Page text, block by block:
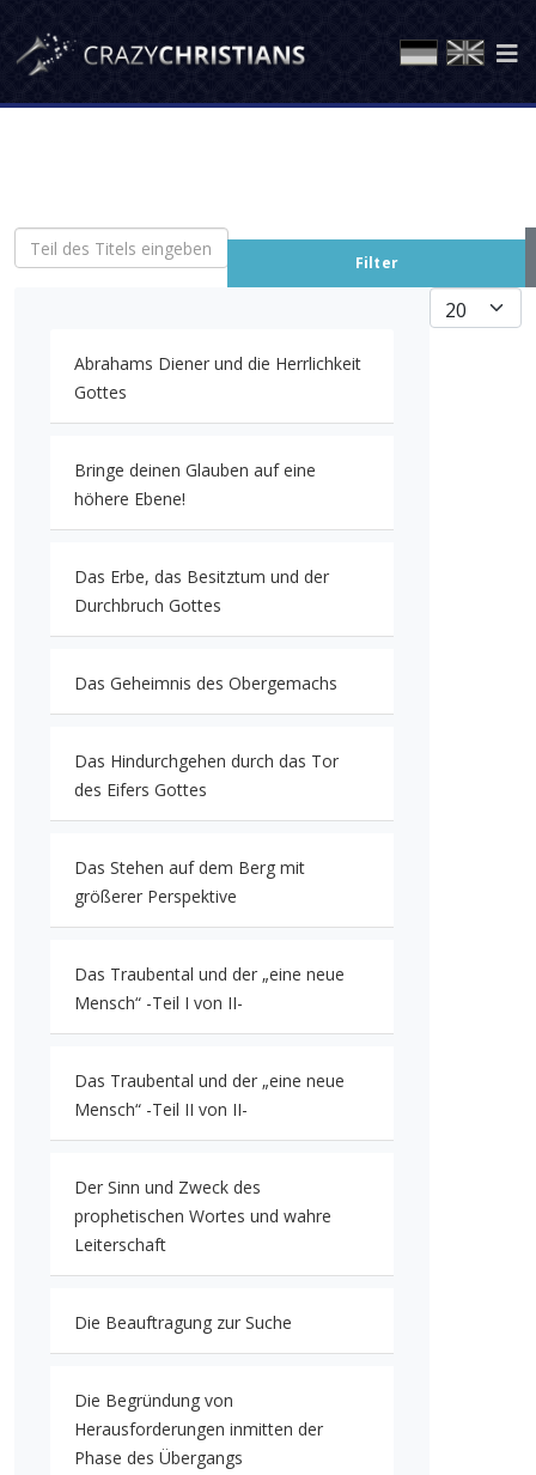
Teil des Titels eingeben
Filter
Anzeige #
Abrahams Diener und die Herrlichkeit
Gottes
Bringe deinen Glauben auf eine
höhere Ebene!
Das Erbe, das Besitztum und der
Durchbruch Gottes
Das Geheimnis des Obergemachs
Das Hindurchgehen durch das Tor
des Eifers Gottes
Das Stehen auf dem Berg mit
größerer Perspektive
Das Traubental und der „eine neue
Mensch“ -Teil I von II-
Das Traubental und der „eine neue
Mensch“ -Teil II von II-
Der Sinn und Zweck des
prophetischen Wortes und wahre
Leiterschaft
Die Beauftragung zur Suche
Die Begründung von
Herausforderungen inmitten der
Phase des Übergangs